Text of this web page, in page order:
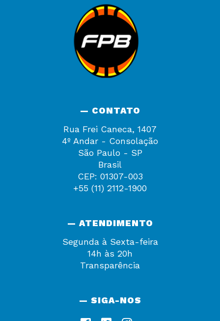
— CONTATO
Rua Frei Caneca, 1407
4º Andar - Consolação
São Paulo - SP
Brasil
CEP: 01307-003
+55 (11) 2112-1900
— ATENDIMENTO
Segunda à Sexta-feira
14h às 20h
Transparência
— SIGA-NOS